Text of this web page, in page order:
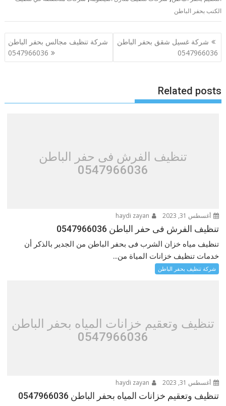
الكنب بحفر الباطن
تصفّح
المقالات
شركة غسيل شقق بحفر الباطن
0547966036
شركة تنظيف مجالس بحفر الباطن
0547966036
Related posts
تنظيف الفرش فى حفر الباطن
0547966036
أغسطس 31, 2023
تنظيف الفرش فى حفر الباطن 0547966036
تنظيف مياه خزان الشرب فى بحفر الباطن‎ من الجدير بالذكر أن
خدمات تنظيف خزانات المياة من...
شركة تنظيف بحفر الباطن
تنظيف وتعقيم خزانات المياه بحفر الباطن
0547966036
أغسطس 31, 2023
تنظيف وتعقيم خزانات المياه بحفر الباطن 0547966036